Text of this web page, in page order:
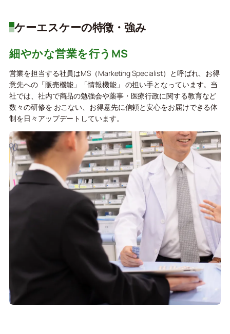
ケーエスケーの特徴・強み
細やかな営業を行うMS
営業を担当する社員はMS（Marketing Specialist）と呼ばれ、お得
意先への「販売機能」「情報機能」 の担い手となっています。当
社では、社内で商品の勉強会や薬事・医療行政に関する教育など
数々の研修を おこない、お得意先に信頼と安心をお届けできる体
制を日々アップデートしています。